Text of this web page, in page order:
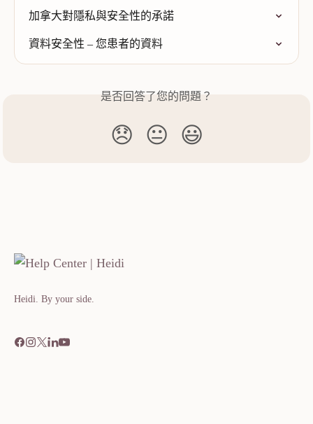
加拿大對隱私與安全性的承諾
資料安全性 – 您患者的資料
是否回答了您的問題？
😞 😐 😃
Heidi. By your side.​​​​‌ ‍ ​‍​‍‌‍ ‌ ​‍‌‍‍‌‌‍‌ ‌‍‍‌‌‍ ‍​‍​‍​ ‍‍​‍​‍‌ ​ ‌‍​‌‌‍ ‍‌‍‍‌‌ ‌​‌ ‍‌​‍ ‍‌‍‍‌‌‍ ​‍​‍​‍ ​​‍​‍‌‍‍​‌ ​‍‌‍‌‌